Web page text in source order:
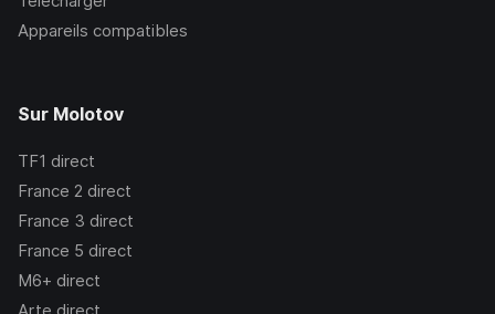
Appareils compatibles
Sur Molotov
TF1 direct
France 2 direct
France 3 direct
France 5 direct
M6+ direct